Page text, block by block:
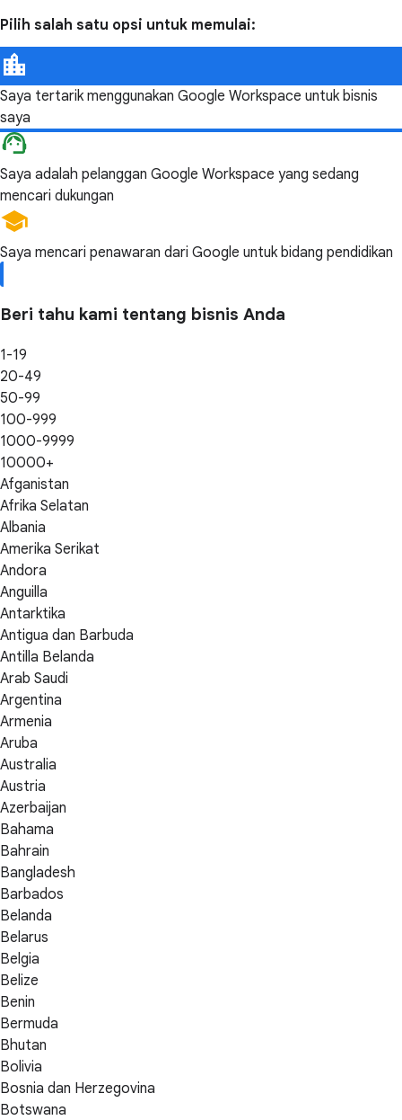
Pilih salah satu opsi untuk memulai:
Saya tertarik menggunakan Google Workspace untuk bisnis
saya
Saya adalah pelanggan Google Workspace yang sedang
mencari dukungan
Saya mencari penawaran dari Google untuk bidang pendidikan
Beri tahu kami tentang bisnis Anda
1-19
20-49
50-99
100-999
1000-9999
10000+
Afganistan
Afrika Selatan
Albania
Amerika Serikat
Andora
Anguilla
Antarktika
Antigua dan Barbuda
Antilla Belanda
Arab Saudi
Argentina
Armenia
Aruba
Australia
Austria
Azerbaijan
Bahama
Bahrain
Bangladesh
Barbados
Belanda
Belarus
Belgia
Belize
Benin
Bermuda
Bhutan
Bolivia
Bosnia dan Herzegovina
Botswana